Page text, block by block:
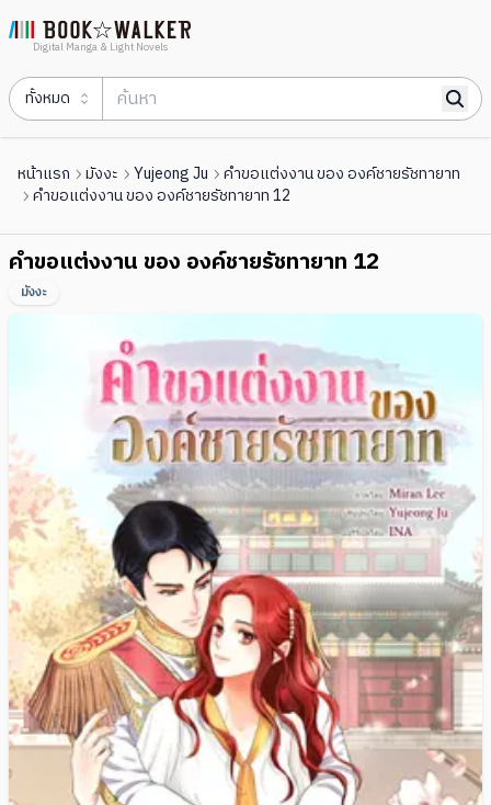
Digital Manga & Light Novels
ทั้งหมด
หน้าแรก มังงะ Yujeong Ju
คำขอแต่งงาน ของ องค์ชายรัชทายาท
คำขอแต่งงาน ของ องค์ชายรัชทายาท 12
คำขอแต่งงาน ของ องค์ชายรัชทายาท 12
มังงะ